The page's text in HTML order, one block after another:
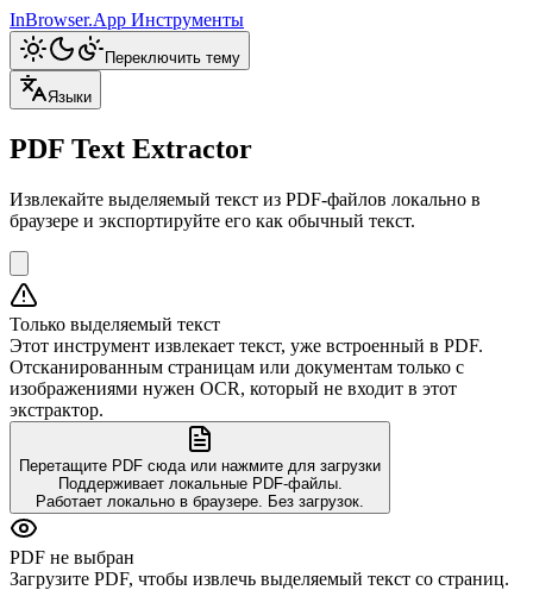
InBrowser.App Инструменты
Переключить тему
Языки
PDF Text Extractor
Извлекайте выделяемый текст из PDF-файлов локально в
браузере и экспортируйте его как обычный текст.
Только выделяемый текст
Этот инструмент извлекает текст, уже встроенный в PDF.
Отсканированным страницам или документам только с
изображениями нужен OCR, который не входит в этот
экстрактор.
Перетащите PDF сюда или нажмите для загрузки
Поддерживает локальные PDF-файлы.
Работает локально в браузере. Без загрузок.
PDF не выбран
Загрузите PDF, чтобы извлечь выделяемый текст со страниц.